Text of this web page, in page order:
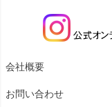
会社概要
お問い合わせ